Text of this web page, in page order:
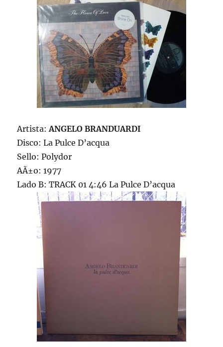
Artista:ANGELO BRANDUARDI
Disco: La Pulce D’acqua
Sello: Polydor
AÃ±o: 1977
Lado B: TRACK 01 4:46 La Pulce D’acqua